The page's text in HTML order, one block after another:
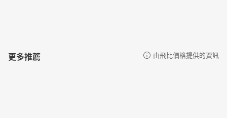
更多推薦 由飛比價格提供的資訊